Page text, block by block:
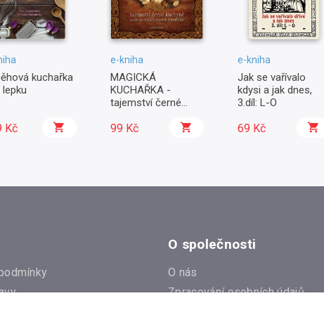
kuchařka
lepku
Kč
e-kniha
MAGICKÁ
KUCHAŘKA -
tajemství černé
receptářů starých
99 Kč
e-kniha
Jak se vařívalo
kdysi a jak dnes,
3.díl: L-O
69 Kč
O společnosti
O nás
Zpracování osobních údajů